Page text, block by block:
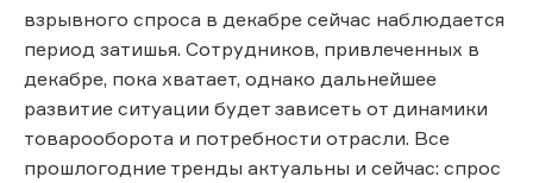
взрывного спроса в декабре сейчас наблюдается
период затишья. Сотрудников, привлеченных в
декабре, пока хватает, однако дальнейшее
развитие ситуации будет зависеть от динамики
товарооборота и потребности отрасли. Все
прошлогодние тренды актуальны и сейчас: спрос